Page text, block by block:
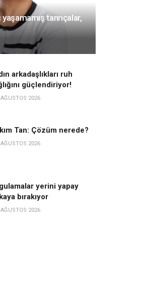
tanrıçalar,
arkadaşlıkları ruh
güçlendiriyor!
2026
Tan: Çözüm nerede?
2026
yerini yapay
bırakıyor
2026